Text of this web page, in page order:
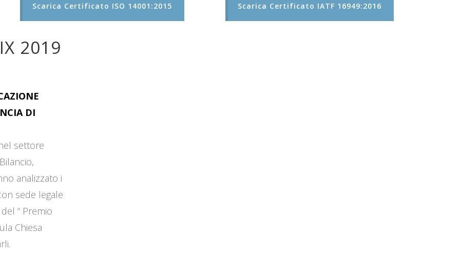
Scarica Certificato ISO 14001:2015 Scarica Certificato IATF 16949:2016
2019
DI
settore
analizzato i
sede legale
“ Premio
Chiesa